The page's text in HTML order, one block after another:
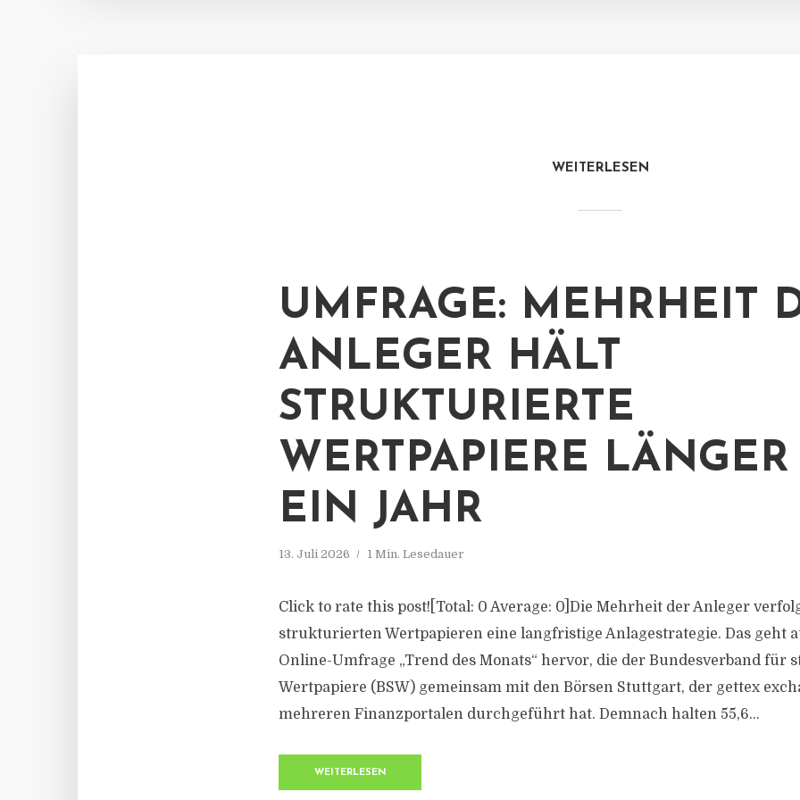
WEITERLESEN
UMFRAGE: MEHRHEIT
ANLEGER HÄLT
STRUKTURIERTE
WERTPAPIERE
EIN JAHR
13. Juli 2026 1 Min. Lesedauer
Click to rate this post![Total: 0 Average: 0]Die Mehrheit der Anleger
strukturierten Wertpapieren eine langfristige Anlagestrategie. Das geht
Online-Umfrage „Trend des Monats“ hervor, die der Bundesverband für
Wertpapiere (BSW) gemeinsam mit den Börsen Stuttgart, der gettex
mehreren Finanzportalen durchgeführt hat. Demnach halten 55,6...
WEITERLESEN